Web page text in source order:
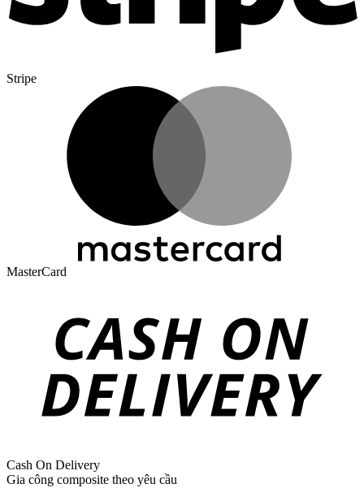
Stripe
MasterCard
Cash On Delivery
Gia công composite theo yêu cầu